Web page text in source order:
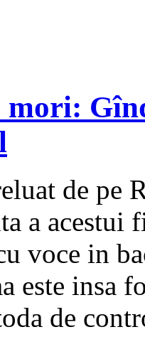
mori:
de pe
a
voce in
este insa
de